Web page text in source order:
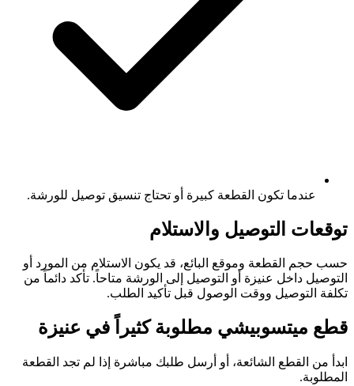
عندما تكون القطعة كبيرة أو تحتاج تنسيق توصيل للورشة.
توقعات التوصيل والاستلام
حسب حجم القطعة وموقع البائع، قد يكون الاستلام من المورد أو
التوصيل داخل عنيزة أو التوصيل إلى الورشة متاحاً. تأكد دائماً من
تكلفة التوصيل ووقت الوصول قبل تأكيد الطلب.
قطع ميتسوبيشي مطلوبة كثيراً في عنيزة
ابدأ من القطع الشائعة، أو أرسل طلبك مباشرة إذا لم تجد القطعة
المطلوبة.